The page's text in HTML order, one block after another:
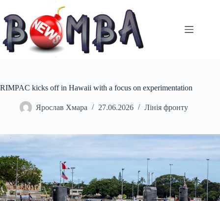
вмісту
RIMPAC kicks off in Hawaii with a focus on experimentation
Ярослав Хмара 27.06.2026 Лінія фронту